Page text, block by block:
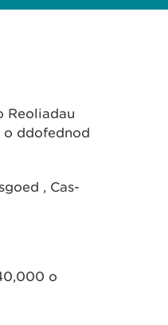
Reoliadau
o ddofednod
, Cas-
o